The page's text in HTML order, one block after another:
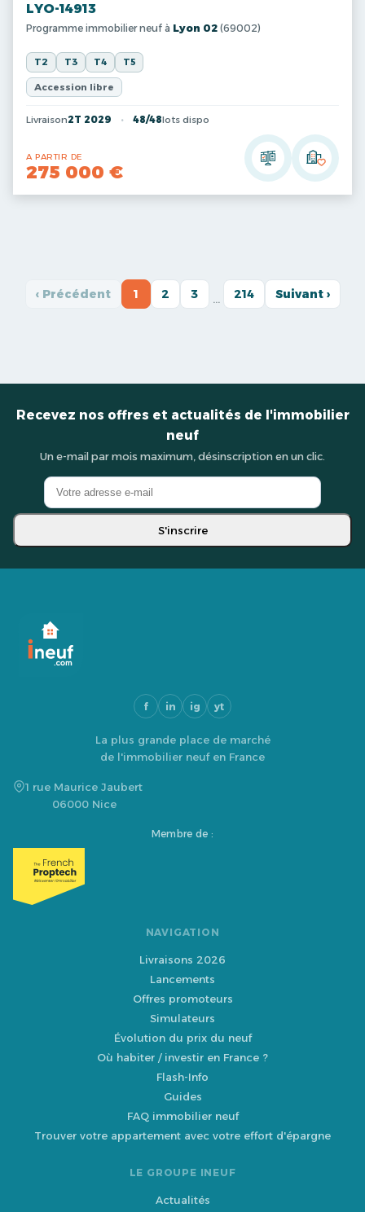
LYO-14913
Programme immobilier neuf à Lyon 02 (69002)
T2 T3 T4 T5
Accession libre
Livraison2T 2029 48/48lots dispo
A PARTIR DE
275 000 €
‹ Précédent 1 2 3 … 214 Suivant ›
Recevez nos offres et actualités de l'immobilier
neuf
Un e-mail par mois maximum, désinscription en un clic.
S'inscrire
f in ig yt
La plus grande place de marché
de l'immobilier neuf en France
1 rue Maurice Jaubert
06000 Nice
Membre de :
NAVIGATION
Livraisons 2026
Lancements
Offres promoteurs
Simulateurs
Évolution du prix du neuf
Où habiter / investir en France ?
Flash-Info
Guides
FAQ immobilier neuf
Trouver votre appartement avec votre effort d'épargne
LE GROUPE INEUF
Actualités